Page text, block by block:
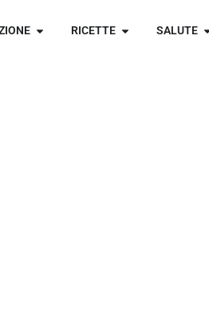
RICETTE SALUTE